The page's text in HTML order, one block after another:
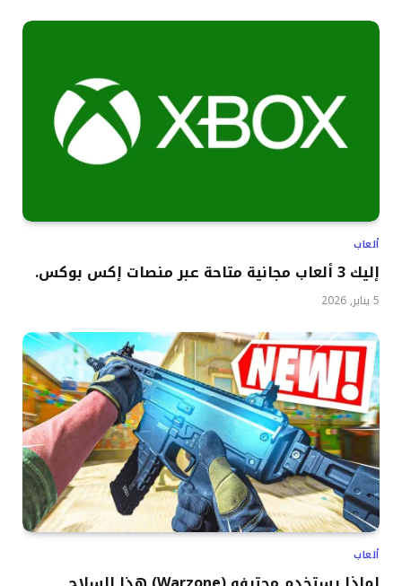
ألعاب
إليك 3 ألعاب مجانية متاحة عبر منصات إكس بوكس.
5 يناير, 2026
ألعاب